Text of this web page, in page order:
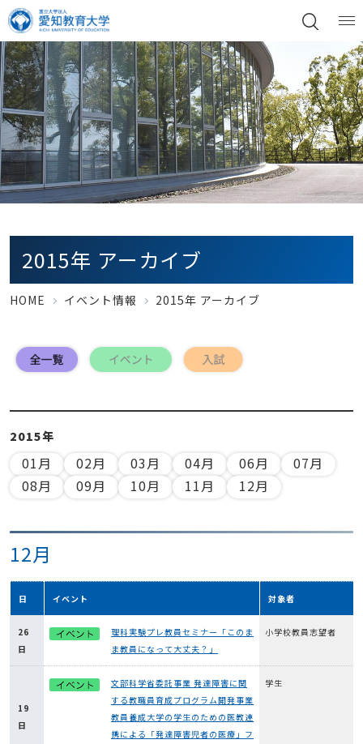
2015年 アーカイブ
HOME イベント情報 2015年 アーカイブ
2015年
01月 02月 03月 04月 06月
07月
08月
09月 10月 11月 12月
12月
日 イベント 対象者
26
日
理科実験プレ教員セミナー「このま
ま教員になって大丈夫？」
小学校教員志望者
19
日
文部科学省委託事業 発達障害に関
する教職員育成プログラム開発事業
教員養成大学の学生のための医教連
携による「発達障害児者の医療」フ
学生